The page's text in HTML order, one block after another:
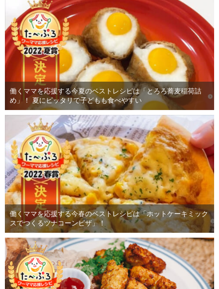
働くママを応援する今夏のベストレシピは「とろろ蕎麦稲荷詰
め」！ 夏にピッタリで子どもも食べやすい
働くママを応援する今春のベストレシピは「ホットケーキミック
スでつくるツナコーンピザ」！